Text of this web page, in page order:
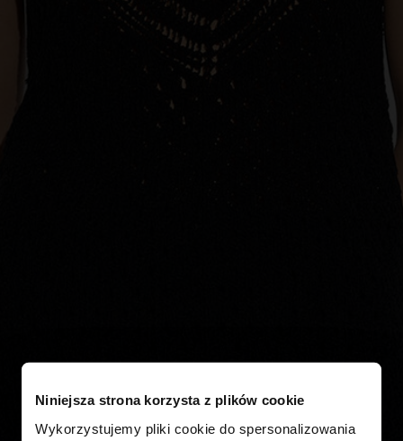
Niniejsza strona korzysta z plików cookie
Wykorzystujemy pliki cookie do spersonalizowania